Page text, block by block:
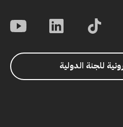
للجنة الدولية